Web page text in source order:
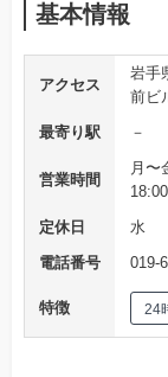
基本情報
アクセス
岩手
前ビ
最寄り駅
－
営業時間
月〜
18:00
定休日
水
電話番号
019-
特徴 24